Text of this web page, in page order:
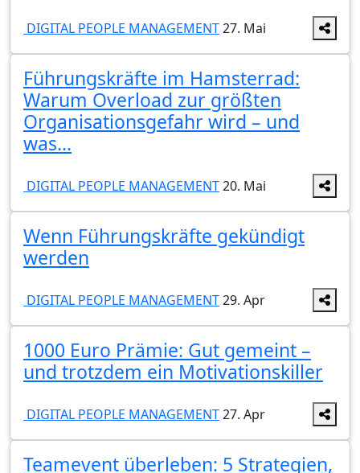
DIGITAL PEOPLE MANAGEMENT27. Mai
Führungskräfte im Hamsterrad:
Warum Overload zur größten
Organisationsgefahr wird – und
was...
DIGITAL PEOPLE MANAGEMENT20. Mai
Wenn Führungskräfte gekündigt
werden
DIGITAL PEOPLE MANAGEMENT29. Apr
1000 Euro Prämie: Gut gemeint –
und trotzdem ein Motivationskiller
DIGITAL PEOPLE MANAGEMENT27. Apr
Teamevent überleben: 5 Strategien,